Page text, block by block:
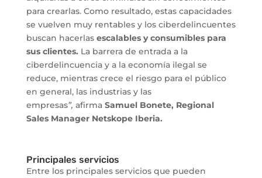
para crearlas. Como resultado, estas capacidades
se vuelven muy rentables y los ciberdelincuentes
buscan hacerlasescalables y consumibles para
sus clientes. La barrera de entrada a la
ciberdelincuencia y a la economía ilegal se
reduce, mientras crece el riesgo para el público
en general, las industrias y las
empresas”, afirma Samuel Bonete, Regional
Sales Manager Netskope Iberia.
Principales servicios
Entre los principales servicios que pueden